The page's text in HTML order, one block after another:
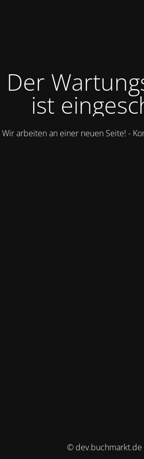
Der
ist
Wir arbeiten an einer neuen Seite! -
© dev.buchmarkt.de